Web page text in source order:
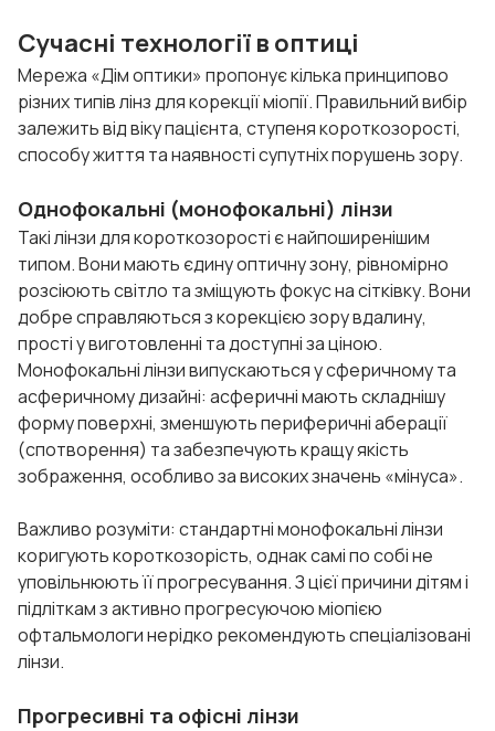
Сучасні технології в оптиці
Мережа «Дім оптики» пропонує кілька принципово
різних типів лінз для корекції міопії. Правильний вибір
залежить від віку пацієнта, ступеня короткозорості,
способу життя та наявності супутніх порушень зору.
Однофокальні (монофокальні) лінзи
Такі лінзи для короткозорості є найпоширенішим
типом. Вони мають єдину оптичну зону, рівномірно
розсіюють світло та зміщують фокус на сітківку. Вони
добре справляються з корекцією зору вдалину,
прості у виготовленні та доступні за ціною.
Монофокальні лінзи випускаються у сферичному та
асферичному дизайні: асферичні мають складнішу
форму поверхні, зменшують периферичні аберації
(спотворення) та забезпечують кращу якість
зображення, особливо за високих значень «мінуса».
Важливо розуміти: стандартні монофокальні лінзи
коригують короткозорість, однак самі по собі не
уповільнюють її прогресування. З цієї причини дітям і
підліткам з активно прогресуючою міопією
офтальмологи нерідко рекомендують спеціалізовані
лінзи.
Прогресивні та офісні лінзи